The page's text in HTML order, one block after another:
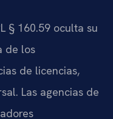
§ 160.59 oculta su
de los
de licencias,
Las agencias de